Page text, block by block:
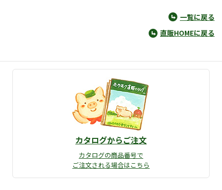
一覧に戻る
直販HOMEに戻る
カタログからご注文
カタログの商品番号で
ご注文される場合はこちら